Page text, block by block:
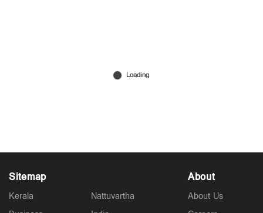
'ഈ പോക്ക് ശരിയല്ല, കുറച്ചൊക്കെ നിയന്ത്രണം
Sitemap
Kerala
Nattuvartha
About
About Us